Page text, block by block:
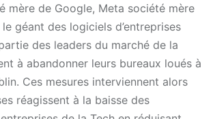
mère de Google, Meta société mère
géant des logiciels d’entreprises
des leaders du marché de la
à abandonner leurs bureaux loués à
Ces mesures interviennent alors
réagissent à la baisse des